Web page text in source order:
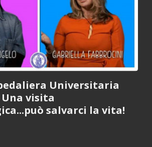
Universitaria
Una visita
salvarci la vita!